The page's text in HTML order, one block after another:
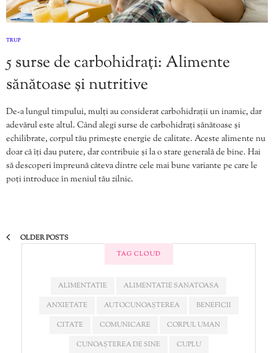
TRUP
5 surse de carbohidrați: Alimente
sănătoase și nutritive
De-a lungul timpului, mulți au considerat carbohidrații un inamic, dar
adevărul este altul. Când alegi surse de carbohidrați sănătoase și
echilibrate, corpul tău primește energie de calitate. Aceste alimente nu
doar că îți dau putere, dar contribuie și la o stare generală de bine. Hai
să descoperi împreună câteva dintre cele mai bune variante pe care le
poți introduce în meniul tău zilnic.
OLDER POSTS
TAG CLOUD
ALIMENTATIE
ALIMENTATIE SANATOASA
ANXIETATE
AUTOCUNOAȘTEREA
BENEFICII
CITATE
COMUNICARE
CORPUL UMAN
CUNOAȘTEREA DE SINE
CUPLU